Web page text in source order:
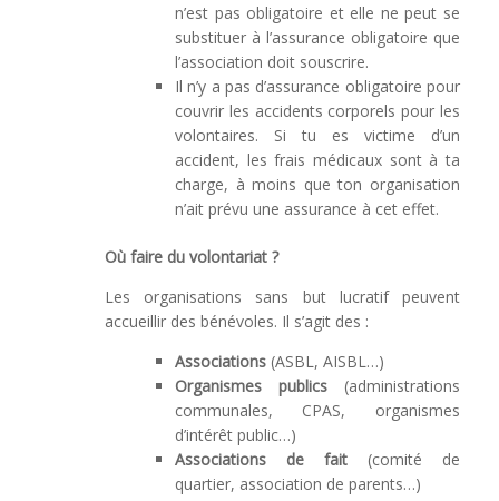
n’est pas obligatoire et elle ne peut se
substituer à l’assurance obligatoire que
l’association doit souscrire.
Il n’y a pas d’assurance obligatoire pour
couvrir les accidents corporels pour les
volontaires. Si tu es victime d’un
accident, les frais médicaux sont à ta
charge, à moins que ton organisation
n’ait prévu une assurance à cet effet.
Où faire du volontariat ?
Les organisations sans but lucratif peuvent
accueillir des bénévoles. Il s’agit des :
Associations (ASBL, AISBL…)
Organismes publics (administrations
communales, CPAS, organismes
d’intérêt public…)
Associations de fait (comité de
quartier, association de parents…)